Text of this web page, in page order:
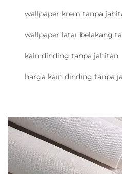
wallpaper krem tanpa
wallpaper latar belakang
kain dinding tanpa jahitan
harga kain dinding tanpa